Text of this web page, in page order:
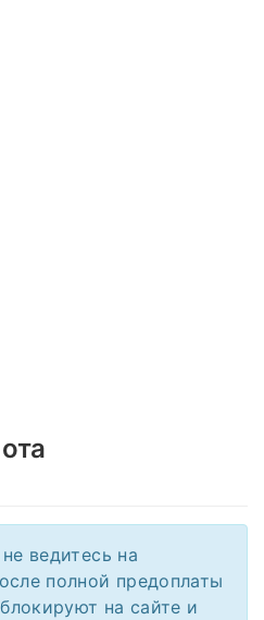
ведитесь на
полной предоплаты
на сайте и